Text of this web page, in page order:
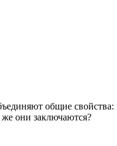
общие
они заключаются?